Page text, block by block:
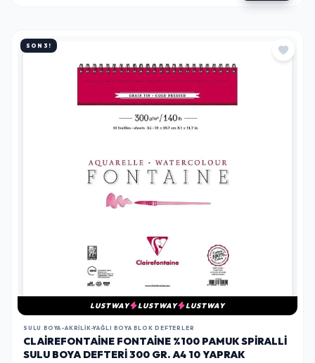
SON 3!
LUSTWAY LUSTWAY LUSTWAY
SULU BOYA-AKRILIK-YAĞLI BOYA BLOK DEFTERLER
CLAIREFONTAINE FONTAINE %100 PAMUK SPIRALLI
SULU BOYA DEFTERI 300 GR. A4 10 YAPRAK